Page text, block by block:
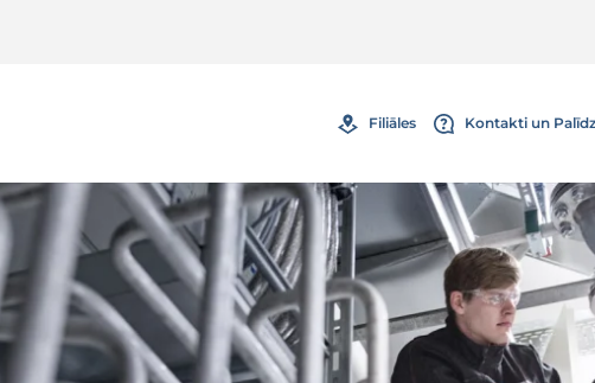
Filiāles Kontakti un